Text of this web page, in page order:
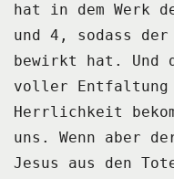
hat in dem Werk
und 4,
sodass
bewirkt hat.
Und
voller
Herrlichkeit
uns.
Wenn aber
Jesus aus den